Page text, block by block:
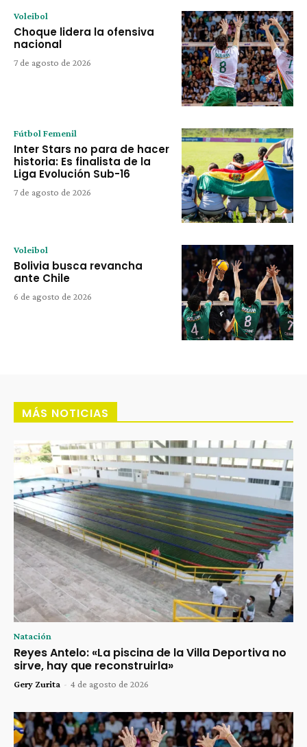
Voleibol
Choque lidera la ofensiva
nacional
7 de agosto de 2026
Fútbol Femenil
Inter Stars no para de hacer
historia: Es finalista de la
Liga Evolución Sub-16
7 de agosto de 2026
Voleibol
Bolivia busca revancha
ante Chile
6 de agosto de 2026
MÁS NOTICIAS
Natación
Reyes Antelo: «La piscina de la Villa Deportiva no
sirve, hay que reconstruirla»
Gery Zurita - 4 de agosto de 2026